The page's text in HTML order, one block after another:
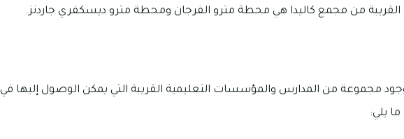
من مجمع كاليدا هي محطة مترو الفرجان ومحطة مترو ديسكفري جاردنز.
مجموعة من المدارس والمؤسسات التعليمية القريبة التي يمكن الوصول إليها في